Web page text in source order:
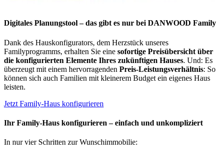
Digitales Planungstool – das gibt es nur bei DANWOOD Family
Dank des Hauskonfigurators, dem Herzstück unseres
Familyprogramms, erhalten Si​e eine sofortige Preisübersicht über
die konfigurierten Elemente Ihres zukünftigen Hauses. Und: Es
überzeugt mit einem hervorragenden Preis-Leistungsverhältnis: So
können sich auch Familien mit kleinerem Budget ein eigenes Haus
leisten.
Jetzt Family-Haus konfigurieren
Ihr Family-Haus konfigurieren – einfach und unkompliziert
In nur vier Schritten zur Wunschimmobilie: